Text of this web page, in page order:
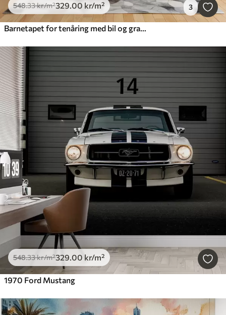
548.33kr/m²329.00 kr/m² 3
Barnetapet for tenåring med bil og grafisk skrift i blått
548.33kr/m²329.00 kr/m²
1970 Ford Mustang